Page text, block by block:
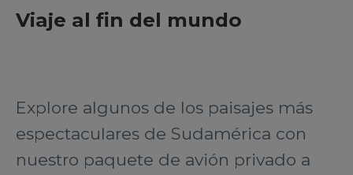
Viaje al fin del mundo
Explore algunos de los paisajes más
espectaculares de Sudamérica con
nuestro paquete de avión privado a